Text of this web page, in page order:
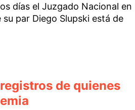
días el Juzgado Nacional en
par Diego Slupski está de
de quienes